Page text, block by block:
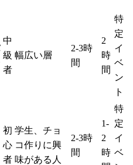
中
級
者
幅広い層
2-3時
間
2
時
間
特
定
イ
ベ
ン
ト
初
心
者
学生、チョ
コ作りに興
味がある人
2-3時
間
1-
2
時
特
定
イ
ベ